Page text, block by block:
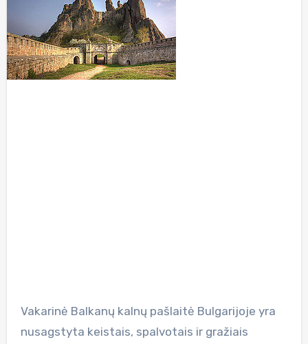
Vakarinė Balkanų kalnų pašlaitė Bulgarijoje yra
nusagstyta keistais, spalvotais ir gražiais